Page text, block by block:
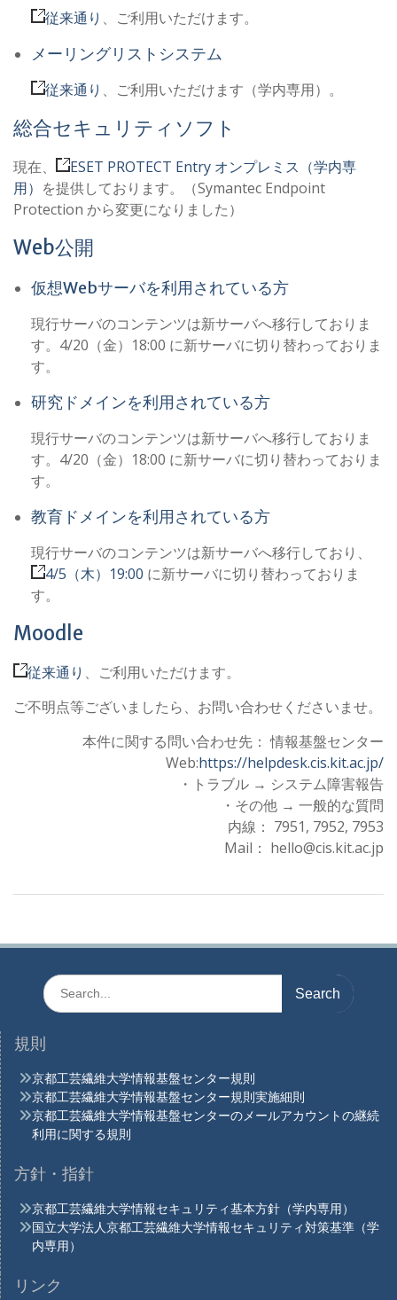
従来通り 、ご利用いただけます。
メーリングリストシステム
従来通り 、ご利用いただけます（学内専用）。
総合セキュリティソフト
現在、
ESET PROTECT Entry オンプレミス（学内専
用） を提供しております。（Symantec Endpoint
Protection から変更になりました）
Web公開
仮想Webサーバを利用されている方
現行サーバのコンテンツは新サーバへ移行しておりま
す。4/20（金）18:00 に新サーバに切り替わっておりま
す。
研究ドメインを利用されている方
現行サーバのコンテンツは新サーバへ移行しておりま
す。4/20（金）18:00 に新サーバに切り替わっておりま
す。
教育ドメインを利用されている方
現行サーバのコンテンツは新サーバへ移行しており、
4/5（木）19:00 に新サーバに切り替わっておりま
す。
Moodle
従来通り 、ご利用いただけます。
ご不明点等ございましたら、お問い合わせくださいませ。
本件に関する問い合わせ先： 情報基盤センター
Web:https://helpdesk.cis.kit.ac.jp/
・トラブル → システム障害報告
・その他 → 一般的な質問
内線： 7951, 7952, 7953
Mail： hello@cis.kit.ac.jp
Search
for:
規則
京都工芸繊維大学情報基盤センター規則
京都工芸繊維大学情報基盤センター規則実施細則
京都工芸繊維大学情報基盤センターのメールアカウントの継続
利用に関する規則
方針・指針
京都工芸繊維大学情報セキュリティ基本方針（学内専用）
国立大学法人京都工芸繊維大学情報セキュリティ対策基準（学
内専用）
リンク